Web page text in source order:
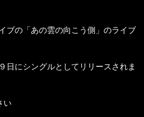
ブの「あの雲の向こう側」のライブ
日にシングルとしてリリースされま
い